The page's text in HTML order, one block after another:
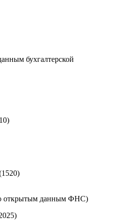
бухгалтерской
открытым данным ФНС)